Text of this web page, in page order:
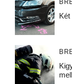
Két